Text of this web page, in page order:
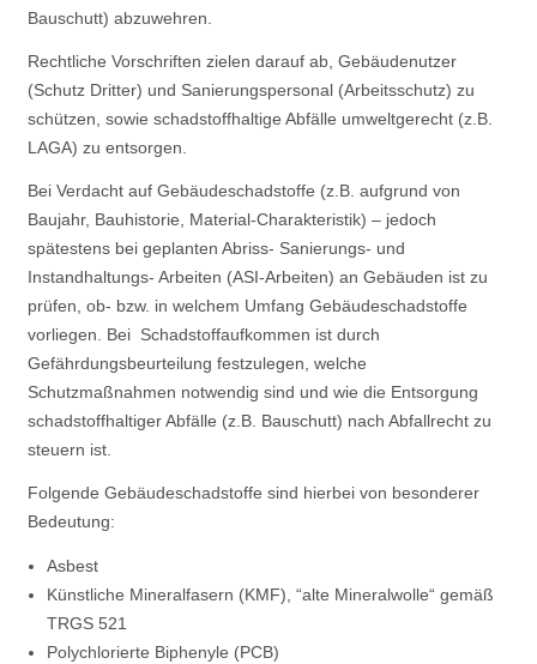
Bauschutt) abzuwehren.
Rechtliche Vorschriften zielen darauf ab, Gebäudenutzer
(Schutz Dritter) und Sanierungspersonal (Arbeitsschutz) zu
schützen, sowie schadstoffhaltige Abfälle umweltgerecht (z.B.
LAGA) zu entsorgen.
Bei Verdacht auf Gebäudeschadstoffe (z.B. aufgrund von
Baujahr, Bauhistorie, Material-Charakteristik) – jedoch
spätestens bei geplanten Abriss- Sanierungs- und
Instandhaltungs- Arbeiten (ASI-Arbeiten) an Gebäuden ist zu
prüfen, ob- bzw. in welchem Umfang Gebäudeschadstoffe
vorliegen. Bei Schadstoffaufkommen ist durch
Gefährdungsbeurteilung festzulegen, welche
Schutzmaßnahmen notwendig sind und wie die Entsorgung
schadstoffhaltiger Abfälle (z.B. Bauschutt) nach Abfallrecht zu
steuern ist.
Folgende Gebäudeschadstoffe sind hierbei von besonderer
Bedeutung:
Asbest
Künstliche Mineralfasern (KMF), “alte Mineralwolle“ gemäß
TRGS 521
Polychlorierte Biphenyle (PCB)